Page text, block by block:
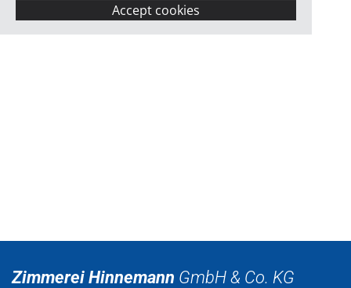
Accept cookies
Zimmerei Hinnemann GmbH & Co. KG